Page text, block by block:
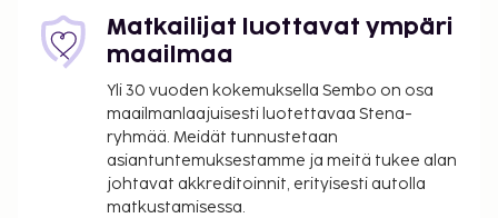
polkupyörien vuokrausmahdollisuus lähistöllä.
Kansallisten määräysten vuoksi käteismaksut
eivät voi ylittää 1000 EUR:n suuruista summaa
tässä majoituspaikassa. Saat lisätietoja asiasta
ottamalla yhteyttä majoituspaikkaan
varausvahvistuksessa olevien tietojen avulla.
Asiakkaita, jotka ovat 25 vuoden ikäisiä tai
nuorempia, ei saa tuoda tähän vain aikuisille
Matkailijat luottavat ympäri
maailmaa
Yli 30 vuoden kokemuksella Sembo on osa
maailmanlaajuisesti luotettavaa Stena-
ryhmää. Meidät tunnustetaan
asiantuntemuksestamme ja meitä tukee alan
johtavat akkreditoinnit, erityisesti autolla
matkustamisessa.